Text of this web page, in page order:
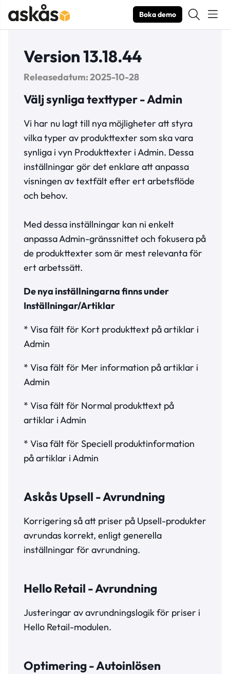
Boka demo
Version 13.18.44
Releasedatum: 2025-10-28
Välj synliga texttyper - Admin
Vi har nu lagt till nya möjligheter att styra
vilka typer av produkttexter som ska vara
synliga i vyn Produkttexter i Admin. Dessa
inställningar gör det enklare att anpassa
visningen av textfält efter ert arbetsflöde
och behov.
Med dessa inställningar kan ni enkelt
anpassa Admin-gränssnittet och fokusera på
de produkttexter som är mest relevanta för
ert arbetssätt.
De nya inställningarna finns under
Inställningar/Artiklar
* Visa fält för Kort produkttext på artiklar i
Admin
* Visa fält för Mer information på artiklar i
Admin
* Visa fält för Normal produkttext på
artiklar i Admin
* Visa fält för Speciell produktinformation
på artiklar i Admin
Askås Upsell - Avrundning
Korrigering så att priser på Upsell-produkter
avrundas korrekt, enligt generella
inställningar för avrundning.
Hello Retail - Avrundning
Justeringar av avrundningslogik för priser i
Hello Retail-modulen.
Optimering - Autoinlösen